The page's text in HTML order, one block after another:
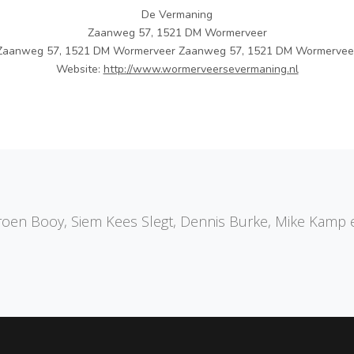
De Vermaning
Zaanweg 57, 1521 DM Wormerveer
57, 1521 DM Wormerveer Zaanweg 57, 1521 DM
Website: http://www.wormerveersevermaning.nl
Booy, Siem Kees Slegt, Dennis Burke, Mike Kamp